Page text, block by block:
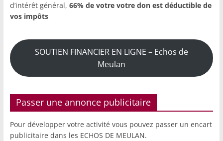
d’intérêt général, 66% de votre votre don est déductible de
vos impôts
SOUTIEN FINANCIER EN LIGNE – Echos de
Meulan
Passer une annonce publicitaire
Pour développer votre activité vous pouvez passer un encart
publicitaire dans les ECHOS DE MEULAN.